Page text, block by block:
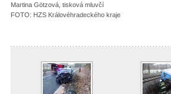
Martina Götzová, tisková mluvčí
FOTO: HZS Královéhradeckého kraje